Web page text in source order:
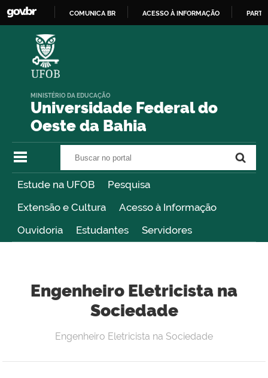
COMUNICA BR ACESSO À INFORMAÇÃO
Universidade Federal do
Oeste da Bahia
MINISTÉRIO DA EDUCAÇÃO
Estude na UFOB
Pesquisa
Extensão e Cultura
Acesso à Informação
Ouvidoria
Estudantes Servidores
Engenheiro Eletricista na
Sociedade
Engenheiro Eletricista na Sociedade